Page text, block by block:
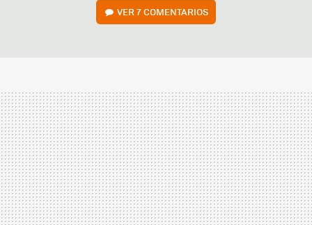
VER7 COMENTARIOS